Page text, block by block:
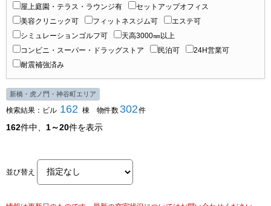
屋上庭園・テラス・ラウンジ有
セットアップオフィス
美容クリニック可
フィットネスジム可
エステ可
シミュレーションゴルフ可
天高3000㎜以上
コンビニ・スーパー・ドラッグストア
民泊可
24H営業可
耐震補強済み
新橋・虎ノ門・神谷町エリア
検索結果：ビル 162 棟 物件数 302件
162件中、 1～20件を表示
並び替え